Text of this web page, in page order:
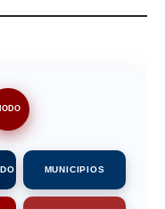
MUNICIPIOS